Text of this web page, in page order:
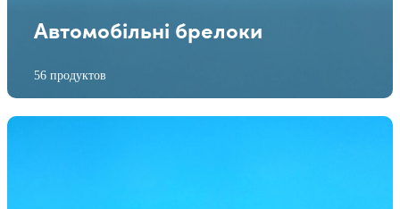
Автомобільні брелоки
56 продуктов